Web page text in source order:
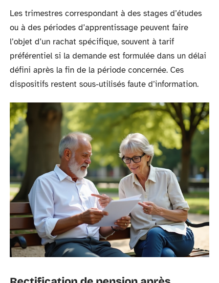
Les trimestres correspondant à des stages d’études
ou à des périodes d’apprentissage peuvent faire
l’objet d’un rachat spécifique, souvent à tarif
préférentiel si la demande est formulée dans un délai
défini après la fin de la période concernée. Ces
dispositifs restent sous-utilisés faute d’information.